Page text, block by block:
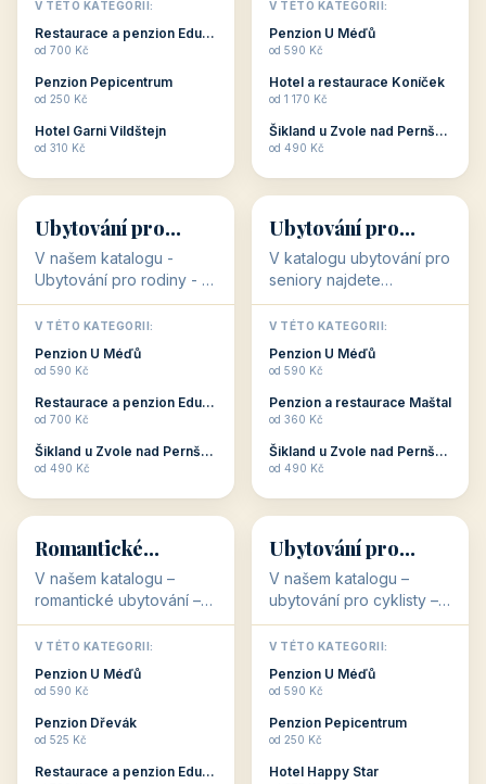
dovolenou přímo
souvisejí. Aktivní
odpočinek jso...
V TÉTO KATEGORII:
Restaurace a penzion Eduard
od 700 Kč
Penzion Pepicentrum
od 250 Kč
Hotel Garni Vildštejn
od 310 Kč
cenově dostupné
ubytování v ČR. Budete
c...
V TÉTO KATEGORII:
Penzion U Méďů
od 590 Kč
Hotel a restaurace Koníček
od 1 170 Kč
Šikland u Zvole nad Pernštejnem
od 490 Kč
👨‍👩‍👧‍👦
👨‍👩‍👧‍👦
34 objektů
Ubytování pro
rodiny
V našem katalogu -
Ubytování pro rodiny -
jsou pro Vás připraveny
objekty, které svojí
polohou či vybaveností,
nabízí klidné ubytování
V TÉTO KATEGORII:
Penzion U Méďů
od 590 Kč
Restaurace a penzion Eduard
od 700 Kč
Šikland u Zvole nad Pernštejnem
od 490 Kč
🧓
🧓
33 objektů
Ubytování pro
seniory
V katalogu ubytování pro
seniory najdete
penziony a hotely, které
jsou přizpůsobeny pro
ubytování klientů vyššího
věku. Některé z nich
V TÉTO KATEGORII:
Penzion U Méďů
od 590 Kč
Penzion a restaurace Maštal
od 360 Kč
Šikland u Zvole nad Pernštejnem
od 490 Kč
💕
💕
Romantické
ubytování
V našem katalogu –
romantické ubytování –
jsou pro Vás připraveny
objekty, které svojí
stavbou, polohou anebo
zaměřením nabízí
Romantické ...
V TÉTO KATEGORII:
Penzion U Méďů
od 590 Kč
Penzion Dřevák
od 525 Kč
Restaurace a penzion Eduard
🚴
🚴
32 objektů
Ubytování pro
cyklisty
V našem katalogu –
ubytování pro cyklisty –
jsou pro Vás připraveny
objekty, které jsou na
milovníky cykloturistiky
připraveny. Většinou mají
V TÉTO KATEGORII:
Penzion U Méďů
od 590 Kč
Penzion Pepicentrum
od 250 Kč
Hotel Happy Star